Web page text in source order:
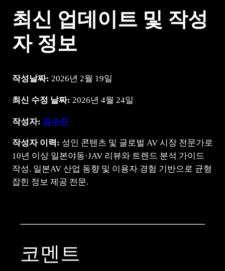
최신 업데이트 및 작성
자 정보
작성날짜: 2026년 2월 19일
최신 수정 날짜: 2026년 4월 24일
작성자: 김수진
작성자 이력: 성인 콘텐츠 및 글로벌 AV 시장 전문가로
10년 이상 일본야동·JAV 리뷰와 트렌드 분석 가이드
작성. 일본AV 산업 동향 및 이용자 경험 기반으로 균형
잡힌 정보 제공 전문.
코멘트